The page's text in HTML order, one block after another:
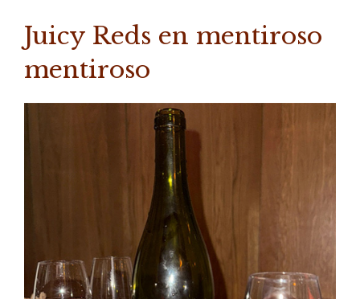
Juicy Reds en mentiroso
mentiroso